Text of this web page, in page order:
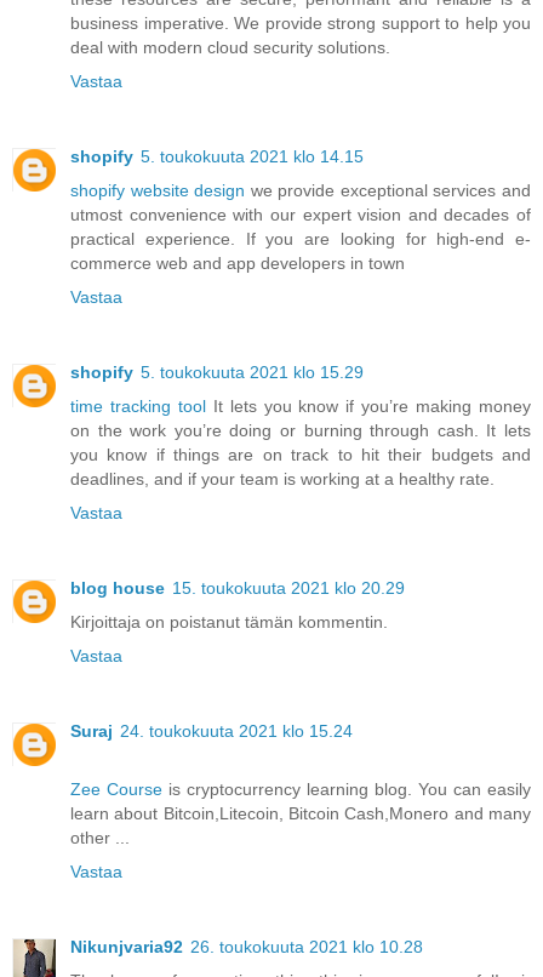
business imperative. We provide strong support to help you
deal with modern cloud security solutions.
Vastaa
shopify 5. toukokuuta 2021 klo 14.15
shopify website design we provide exceptional services and
utmost convenience with our expert vision and decades of
practical experience. If you are looking for high-end e-
commerce web and app developers in town
Vastaa
shopify 5. toukokuuta 2021 klo 15.29
time tracking toolIt lets you know if you’re making money
on the work you’re doing or burning through cash. It lets
you know if things are on track to hit their budgets and
deadlines, and if your team is working at a healthy rate.
Vastaa
blog house 15. toukokuuta 2021 klo 20.29
Kirjoittaja on poistanut tämän kommentin.
Vastaa
Suraj 24. toukokuuta 2021 klo 15.24
Zee Course is cryptocurrency learning blog. You can easily
learn about Bitcoin,Litecoin, Bitcoin Cash,Monero and many
other ...
Vastaa
Nikunjvaria92 26. toukokuuta 2021 klo 10.28